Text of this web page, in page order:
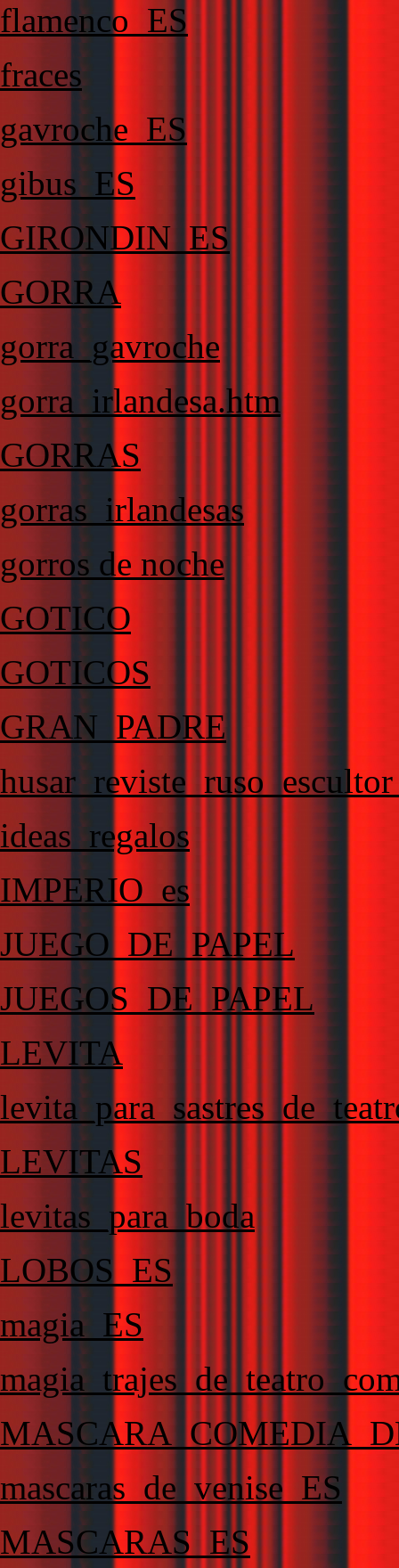
flamenco_ES
fraces
gavroche_ES
gibus_ES
GIRONDIN_ES
GORRA
gorra_gavroche
gorra_irlandesa.htm
GORRAS
gorras_irlandesas
gorros de noche
GOTICO
GOTICOS
GRAN_PADRE
ideas_regalos
IMPERIO_es
JUEGO_DE_PAPEL
JUEGOS_DE_PAPEL
LEVITA
LEVITAS
levitas_para_boda
LOBOS_ES
magia_ES
mascaras_de_venise_ES
MASCARAS_ES